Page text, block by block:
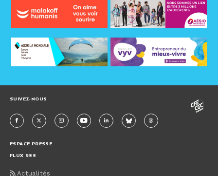
SUIVEZ-NOUS
ESPACE PRESSE
FLUX RSS
Actualités